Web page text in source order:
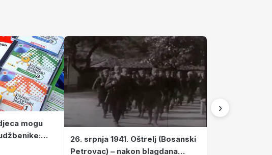
mogu
do 31.
26. srpnja 1941. Oštrelj (Bosanski
Petrovac) – nakon blagdana
›